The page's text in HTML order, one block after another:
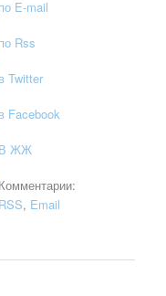
по E-mail
по Rss
в Twitter
в Facebook
В ЖЖ
Комментарии:
RSS, Email